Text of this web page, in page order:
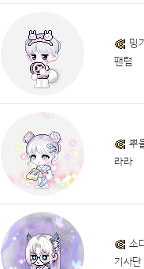
밍
팬텀
뿌
라라
소
기사단